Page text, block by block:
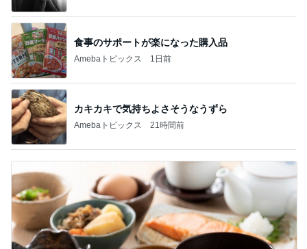
食事のサポートが楽になった購入品
Amebaトピックス 1日前
カキカキで気持ちよさそうなうずら
Amebaトピックス 21時間前